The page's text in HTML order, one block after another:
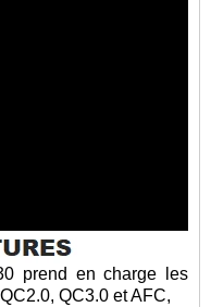
prend en charge les
QC3.0 et AFC,